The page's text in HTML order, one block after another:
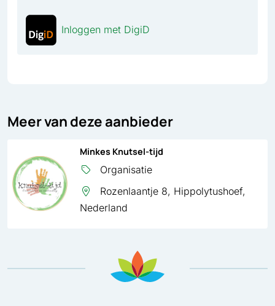
Inloggen met DigiD
Meer van deze aanbieder
Minkes Knutsel-tijd
Organisatie
Rozenlaantje 8, Hippolytushoef,
Nederland